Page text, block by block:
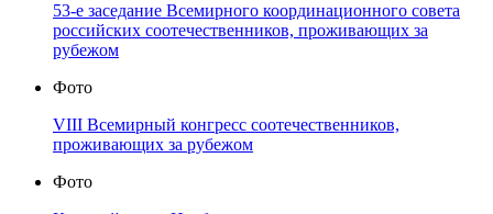
53-е заседание Всемирного координационного совета
российских соотечественников, проживающих за
рубежом
Фото
VIII Всемирный конгресс соотечественников,
проживающих за рубежом
Фото